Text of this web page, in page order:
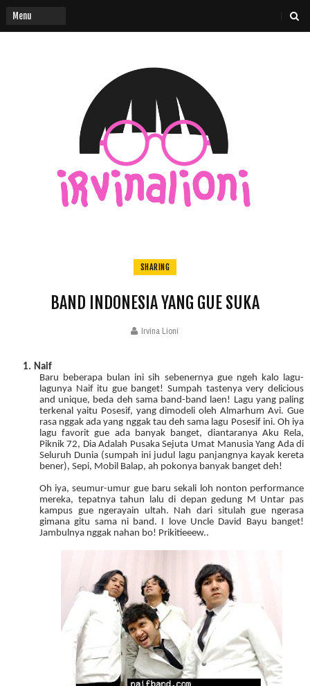
SHARING
BAND INDONESIA YANG GUE SUKA
Irvina Lioni
1. Naif
Baru beberapa bulan ini sih sebenernya gue ngeh kalo lagu-
lagunya Naif itu gue banget! Sumpah tastenya very delicious
and unique, beda deh sama band-band laen! Lagu yang paling
terkenal yaitu Posesif, yang dimodeli oleh Almarhum Avi. Gue
rasa nggak ada yang nggak tau deh sama lagu Posesif ini. Oh iya
lagu favorit gue ada banyak banget, diantaranya Aku Rela,
Piknik 72, Dia Adalah Pusaka Sejuta Umat Manusia Yang Ada di
Seluruh Dunia (sumpah ini judul lagu panjangnya kayak kereta
bener), Sepi, Mobil Balap, ah pokonya banyak banget deh!
Oh iya, seumur-umur gue baru sekali loh nonton performance
mereka, tepatnya tahun lalu di depan gedung M Untar pas
kampus gue ngerayain ultah. Nah dari situlah gue ngerasa
gimana gitu sama ni band. I love Uncle David Bayu banget!
Jambulnya nggak nahan bo! Prikitieeew..